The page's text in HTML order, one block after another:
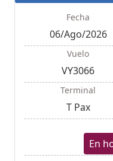
Fecha
06/Ago/2026
Vuelo
VY3066
Terminal
T Pax
En